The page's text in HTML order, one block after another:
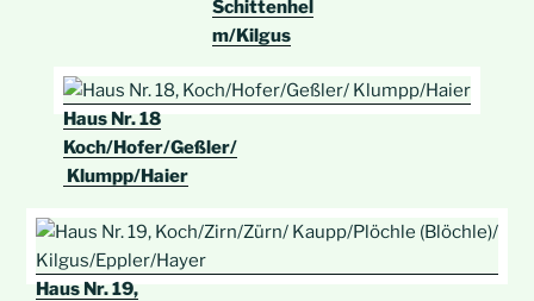
Schittenhel
m/Kilgus
Haus Nr. 18
Koch/Hofer/Geßler/
Klumpp/Haier
Haus Nr. 19,